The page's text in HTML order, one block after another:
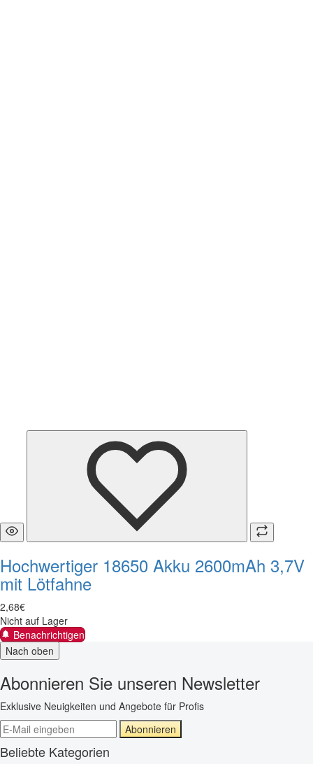
Hochwertiger 18650 Akku 2600mAh 3,7V
mit Lötfahne
2,68€
Nicht auf Lager
Benachrichtigen
Nach oben
Abonnieren Sie unseren Newsletter
Exklusive Neuigkeiten und Angebote für Profis
Abonnieren
Beliebte Kategorien